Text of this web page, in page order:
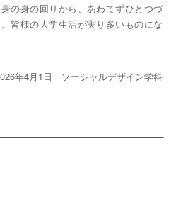
の身の回りから、あわてずひとつづ
皆様の大学生活が実り多いものにな
年4月1日｜ソーシャルデザイン学科